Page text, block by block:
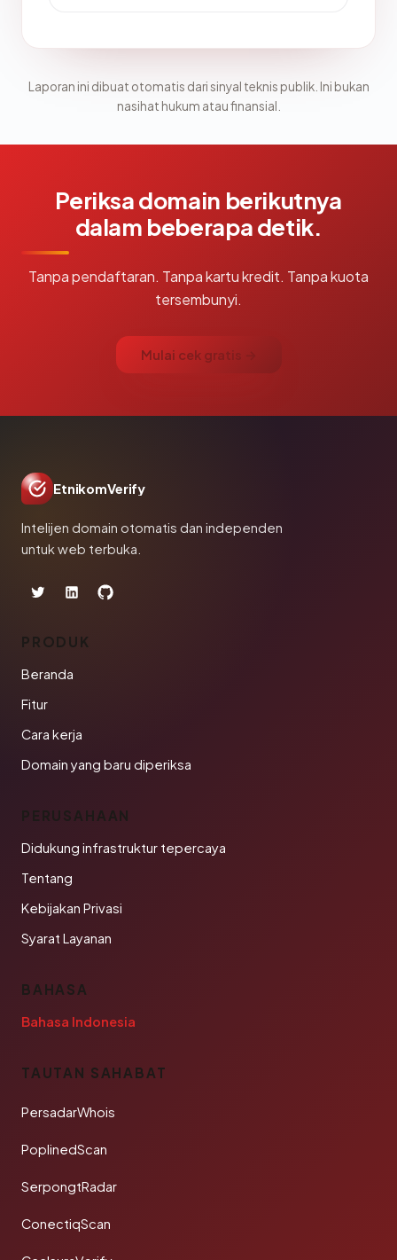
Laporan ini dibuat otomatis dari sinyal teknis publik. Ini bukan
nasihat hukum atau finansial.
Periksa domain berikutnya
dalam beberapa detik.
Tanpa pendaftaran. Tanpa kartu kredit. Tanpa kuota
tersembunyi.
Mulai cek gratis →
EtnikomVerify
Intelijen domain otomatis dan independen
untuk web terbuka.
PRODUK
Beranda
Fitur
Cara kerja
Domain yang baru diperiksa
PERUSAHAAN
Didukung infrastruktur tepercaya
Tentang
Kebijakan Privasi
Syarat Layanan
BAHASA
Bahasa Indonesia
TAUTAN SAHABAT
PersadarWhois
PoplinedScan
SerpongtRadar
ConectiqScan